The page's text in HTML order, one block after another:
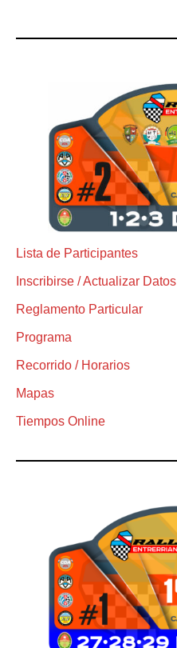
Lista de Participantes
Inscribirse / Actualizar Datos
Reglamento Particular
Programa
Recorrido / Horarios
Mapas
Tiempos Online